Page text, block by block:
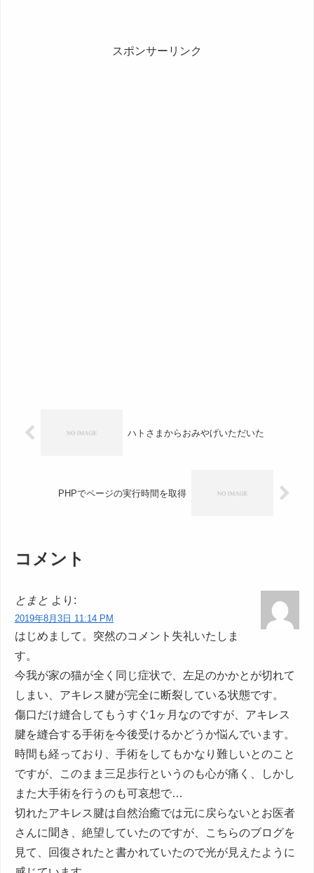
スポンサーリンク
ハトさまからおみやげいただいた
PHPでページの実行時間を取得
コメント
とまと より:
2019年8月3日 11:14 PM
はじめまして。突然のコメント失礼いたしま
す。
今我が家の猫が全く同じ症状で、左足のかかとが切れて
しまい、アキレス腱が完全に断裂している状態です。
傷口だけ縫合してもうすぐ1ヶ月なのですが、アキレス
腱を縫合する手術を今後受けるかどうか悩んでいます。
時間も経っており、手術をしてもかなり難しいとのこと
ですが、このまま三足歩行というのも心が痛く、しかし
また大手術を行うのも可哀想で…
切れたアキレス腱は自然治癒では元に戻らないとお医者
さんに聞き、絶望していたのですが、こちらのブログを
見て、回復されたと書かれていたので光が見えたように